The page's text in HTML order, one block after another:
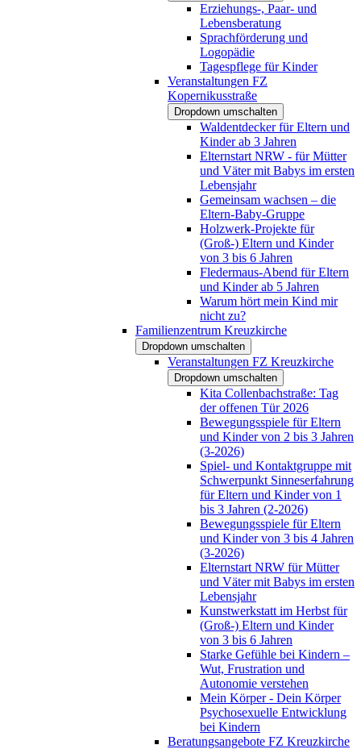
Erziehungs-, Paar- und
Lebensberatung
Sprachförderung und
Logopädie
Tagespflege für Kinder
Veranstaltungen FZ
Kopernikusstraße
Dropdown umschalten
Waldentdecker für Eltern und
Kinder ab 3 Jahren
Elternstart NRW - für Mütter
und Väter mit Babys im ersten
Lebensjahr
Gemeinsam wachsen – die
Eltern-Baby-Gruppe
Holzwerk-Projekte für
(Groß-) Eltern und Kinder
von 3 bis 6 Jahren
Fledermaus-Abend für Eltern
und Kinder ab 5 Jahren
Warum hört mein Kind mir
nicht zu?
Familienzentrum Kreuzkirche
Dropdown umschalten
Veranstaltungen FZ Kreuzkirche
Dropdown umschalten
Kita Collenbachstraße: Tag
der offenen Tür 2026
Bewegungsspiele für Eltern
und Kinder von 2 bis 3 Jahren
(3-2026)
Spiel- und Kontaktgruppe mit
Schwerpunkt Sinneserfahrung
für Eltern und Kinder von 1
bis 3 Jahren (2-2026)
Bewegungsspiele für Eltern
und Kinder von 3 bis 4 Jahren
(3-2026)
Elternstart NRW für Mütter
und Väter mit Babys im ersten
Lebensjahr
Kunstwerkstatt im Herbst für
(Groß-) Eltern und Kinder
von 3 bis 6 Jahren
Starke Gefühle bei Kindern –
Wut, Frustration und
Autonomie verstehen
Mein Körper - Dein Körper
Psychosexuelle Entwicklung
bei Kindern
Beratungsangebote FZ Kreuzkirche